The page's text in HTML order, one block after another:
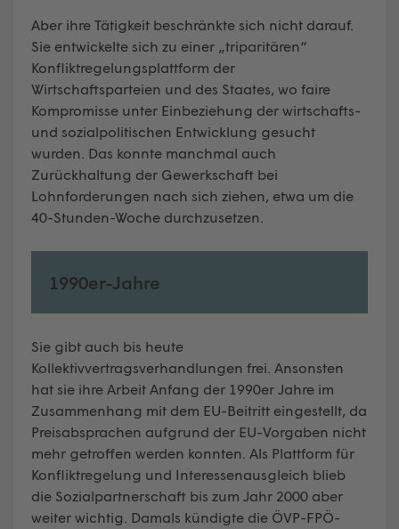
Aber ihre Tätigkeit beschränkte sich nicht darauf.
Sie entwickelte sich zu einer „triparitären“
Konfliktregelungsplattform der
Wirtschaftsparteien und des Staates, wo faire
Kompromisse unter Einbeziehung der wirtschafts-
und sozialpolitischen Entwicklung gesucht
wurden. Das konnte manchmal auch
Zurückhaltung der Gewerkschaft bei
Lohnforderungen nach sich ziehen, etwa um die
40-Stunden-Woche durchzusetzen.
1990er-Jahre
Sie gibt auch bis heute
Kollektivvertragsverhandlungen frei. Ansonsten
hat sie ihre Arbeit Anfang der 1990er Jahre im
Zusammenhang mit dem EU-Beitritt eingestellt, da
Preisabsprachen aufgrund der EU-Vorgaben nicht
mehr getroffen werden konnten. Als Plattform für
Konfliktregelung und Interessenausgleich blieb
die Sozialpartnerschaft bis zum Jahr 2000 aber
weiter wichtig. Damals kündigte die ÖVP-FPÖ-